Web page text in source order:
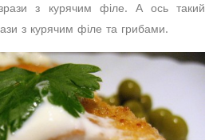
з курячим філе. А ось такий
з курячим філе та грибами.